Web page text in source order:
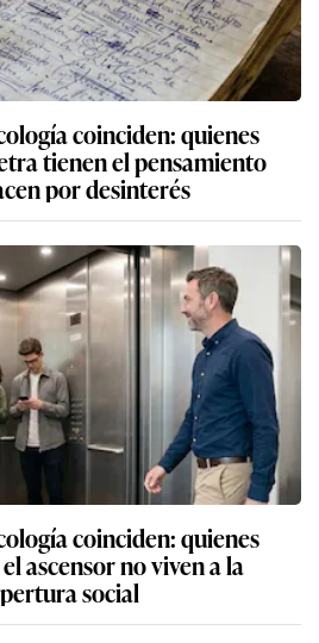
coinciden: quienes
tienen el pensamiento
por desinterés
coinciden: quienes
ascensor no viven a la
social